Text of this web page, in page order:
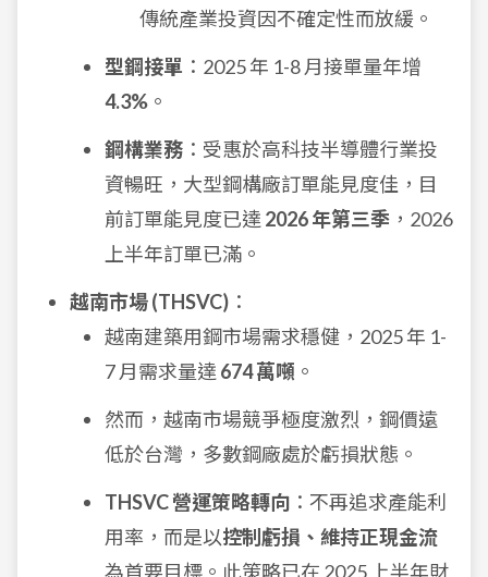
傳統產業投資因不確定性而放緩。
型鋼接單 ：2025 年 1-8 月接單量年增
4.3% 。
鋼構業務 ：受惠於高科技半導體行業投
資暢旺，大型鋼構廠訂單能見度佳，目
前訂單能見度已達 2026 年第三季 ，2026
上半年訂單已滿。
越南市場 (THSVC) ：
越南建築用鋼市場需求穩健，2025 年 1-
7 月需求量達 674 萬噸 。
然而，越南市場競爭極度激烈，鋼價遠
低於台灣，多數鋼廠處於虧損狀態。
THSVC 營運策略轉向 ：不再追求產能利
用率，而是以控制虧損、維持正現金流
為首要目標。此策略已在 2025 上半年財